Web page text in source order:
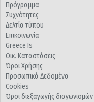
Πρόγραμμα
Συχνότητες
Δελτία τύπου
Επικοινωνία
Greece Is
Οικ. Καταστάσεις
Όροι Χρήσης
Προσωπικά Δεδομένα
Cookies
Όροι διεξαγωγής διαγωνισμών